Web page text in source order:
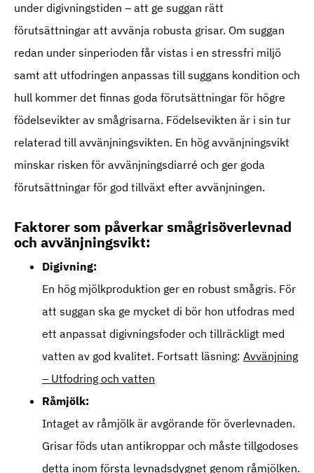
under digivningstiden – att ge suggan rätt
förutsättningar att avvänja robusta grisar. Om suggan
redan under sinperioden får vistas i en stressfri miljö
samt att utfodringen anpassas till suggans kondition och
hull kommer det finnas goda förutsättningar för högre
födelsevikter av smågrisarna. Födelsevikten är i sin tur
relaterad till avvänjningsvikten. En hög avvänjningsvikt
minskar risken för avvänjningsdiarré och ger goda
förutsättningar för god tillväxt efter avvänjningen.
Faktorer som påverkar smågrisöverlevnad
och avvänjningsvikt:
Digivning:
En hög mjölkproduktion ger en robust smågris. För
att suggan ska ge mycket di bör hon utfodras med
ett anpassat digivningsfoder och tillräckligt med
vatten av god kvalitet. Fortsatt läsning: Avvänjning
– Utfodring och vatten
Råmjölk:
Intaget av råmjölk är avgörande för överlevnaden.
Grisar föds utan antikroppar och måste tillgodoses
detta inom första levnadsdygnet genom råmjölken.